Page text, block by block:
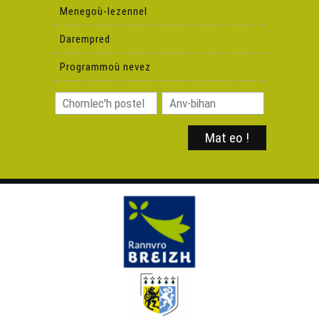
Ki, kazh, jav, pemoc'h, leue (Gael Lorcy) - Toutouig
Toutouig
Menegoù-lezennel
Darempred
Programmoù nevez